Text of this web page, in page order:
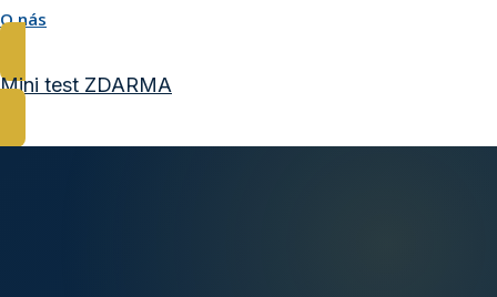
O nás
Mini test ZDARMA